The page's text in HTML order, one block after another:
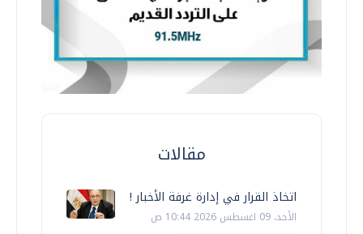
مقالات
اتخاذ القرار في إدارة غرفة الأخبار !
الأحد، 09 اغسطس 2026 10:44 ص